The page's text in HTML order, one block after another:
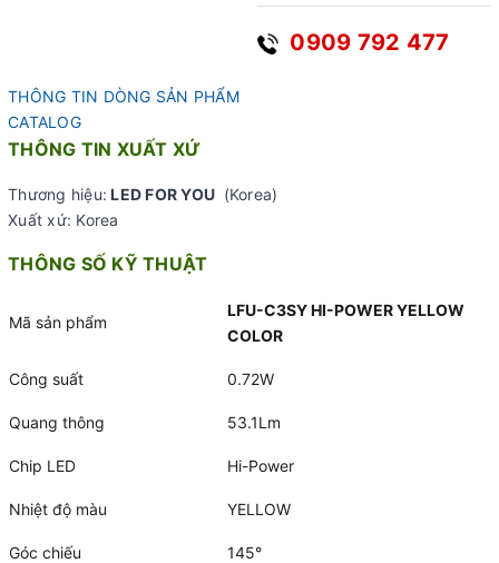
0909 792 477
THÔNG TIN DÒNG SẢN PHẨM
CATALOG
THÔNG TIN XUẤT XỨ
Thương hiệu: LED FOR YOU (Korea)
Xuất xứ: Korea
THÔNG SỐ KỸ THUẬT
Mã sản phẩm
LFU-C3SY HI-POWER YELLOW
COLOR
Công suất 0.72W
Quang thông 53.1Lm
Chip LED Hi-Power
Nhiệt độ màu YELLOW
Góc chiếu 145°